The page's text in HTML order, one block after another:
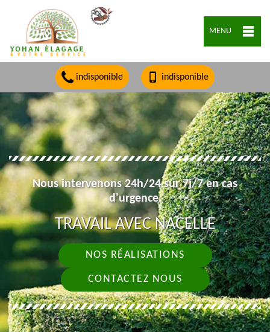
MENU
indisponible indisponible
Nous intervenons 24h/24 sur 7j/7 en cas
d'urgence.
TRAVAIL AVEC NACELLE
NOS RÉALISATIONS
CONTACTEZ NOUS